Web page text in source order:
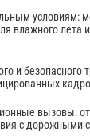
условиям:
влажного
и безопасного
вызовы:
с дорожными